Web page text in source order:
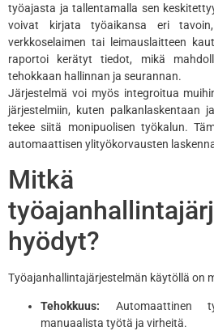
työajasta ja tallentamalla sen
voivat kirjata työaikansa eri tavoin,
verkkoselaimen tai leimauslaitteen
raportoi kerätyt tiedot, mikä
tehokkaan hallinnan ja seurannan.
Järjestelmä voi myös integroitua
järjestelmiin, kuten palkanlaskentaan
tekee siitä monipuolisen työkalun.
automaattisen ylityökorvausten
Mitkä
hyödyt?
Työajanhallintajärjestelmän käytöllä on
Tehokkuus: Automaattinen
manuaalista työtä ja virheitä.